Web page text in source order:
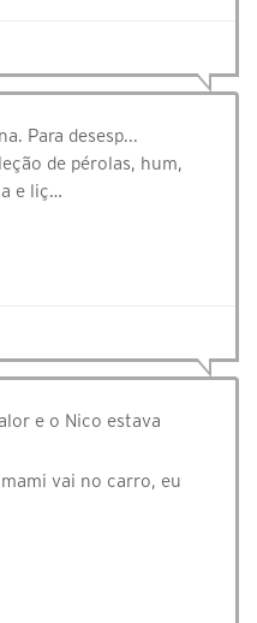
Para desesp...
de pérolas, hum,
e liç…
e o Nico estava
vai no carro, eu